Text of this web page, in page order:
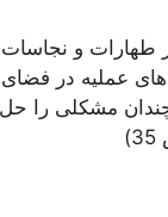
طهارات و
عملیه در
مشکلى را حل